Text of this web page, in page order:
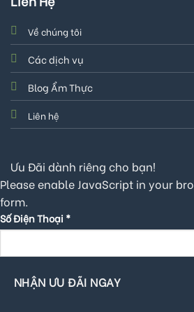
Về chúng tôi
Các dịch vụ
Blog Ẩm Thực
Liên hệ
Ưu Đãi dành riêng cho bạn!
Please enable JavaScript in your
form.
Số Điện Thoại *
NHẬN ƯU ĐÃI NGAY